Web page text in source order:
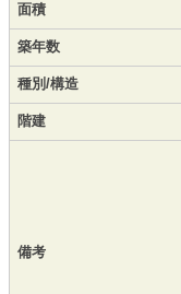
面積
築年数
種別/構造
階建
備考